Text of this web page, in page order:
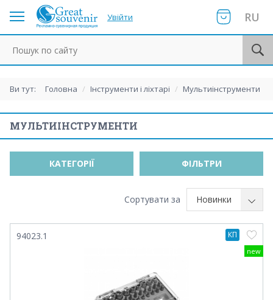
Увійти RU
Ви тут: Головна / Інструменти і ліхтарі / Мультиінструменти
МУЛЬТИІНСТРУМЕНТИ
КАТЕГОРІЇ ФІЛЬТРИ
Сортувати за Новинки
new
94023.1 КП